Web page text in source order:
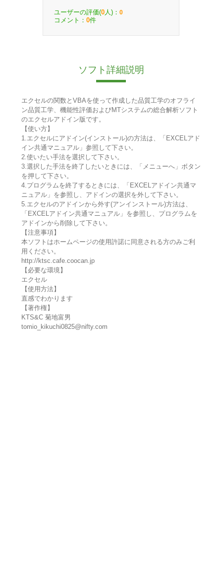
ユーザーの評価(0 人)： 0
コメント： 0件
ソフト詳細説明
エクセルの関数とVBAを使って作成した品質工学のオフライ
ン品質工学、機能性評価およびMTシステムの総合解析ソフト
のエクセルアドイン版です。
【使い方】
1.エクセルにアドイン(インストール)の方法は、「EXCELアド
イン共通マニュアル」参照して下さい。
2.使いたい手法を選択して下さい。
3.選択した手法を終了したいときには、「メニューへ」ボタン
を押して下さい。
4.プログラムを終了するときには、「EXCELアドイン共通マ
ニュアル」を参照し、アドインの選択を外して下さい。
5.エクセルのアドインから外す(アンインストール)方法は、
「EXCELアドイン共通マニュアル」を参照し、プログラムを
アドインから削除して下さい。
【注意事項】
本ソフトはホームページの使用許諾に同意される方のみご利
用ください。
http://ktsc.cafe.coocan.jp
【必要な環境】
エクセル
【使用方法】
直感でわかります
【著作権】
KTS&C 菊地富男
tomio_kikuchi0825@nifty.com